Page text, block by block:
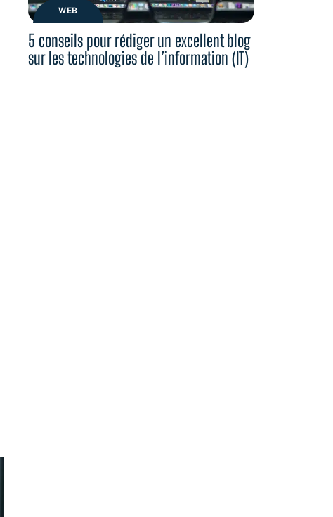
WEB
5 conseils pour rédiger un excellent blog
sur les technologies de l’information (IT)